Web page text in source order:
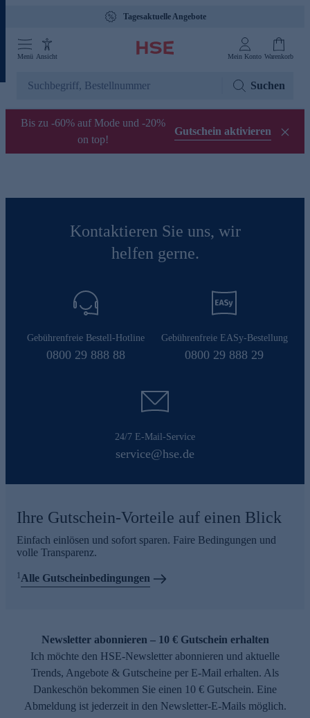
Tagesaktuelle Angebote
Menü Ansicht Mein Konto Warenkorb
Suchen
Bis zu -60% auf Mode und -20%
on top!
Gutschein aktivieren
Kontaktieren Sie uns, wir
helfen gerne.
Gebührenfreie Bestell-Hotline
0800 29 888 88
Gebührenfreie EASy-Bestellung
0800 29 888 29
24/7 E-Mail-Service
service@hse.de
Ihre Gutschein-Vorteile auf einen Blick
Einfach einlösen und sofort sparen. Faire Bedingungen und
volle Transparenz.
1Alle Gutscheinbedingungen
Newsletter abonnieren – 10 € Gutschein erhalten
Ich möchte den HSE-Newsletter abonnieren und aktuelle
Trends, Angebote & Gutscheine per E-Mail erhalten. Als
Dankeschön bekommen Sie einen 10 € Gutschein. Eine
Abmeldung ist jederzeit in den Newsletter-E-Mails möglich.